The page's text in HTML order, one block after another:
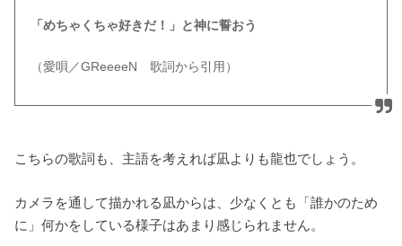
「めちゃくちゃ好きだ！」と神に誓おう
（愛唄／GReeeeN 歌詞から引用）
こちらの歌詞も、主語を考えれば凪よりも龍也でしょう。
カメラを通して描かれる凪からは、少なくとも「誰かのため
に」何かをしている様子はあまり感じられません。